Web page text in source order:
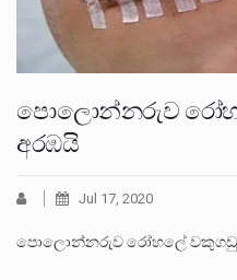
පොලොන්නරුව
අරඹයි
Jul 17, 2020
පොලොන්නරුව රෝහලේ වකුගඩු